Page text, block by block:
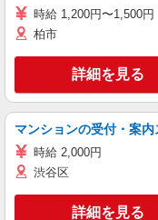
時給 1,200円〜1,500円
柏市
詳細を見る
マンションの受付・案内
時給 2,000円
渋谷区
詳細を見る